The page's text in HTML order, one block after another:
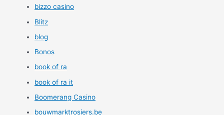
bizzo casino
Blitz
blog
Bonos
book of ra
book of ra it
Boomerang Casino
bouwmarktrosiers.be